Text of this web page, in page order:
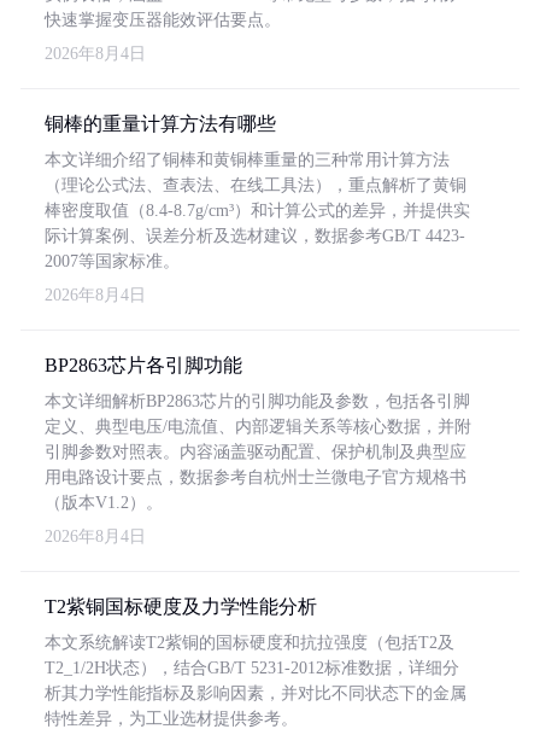
快速掌握变压器能效评估要点。
2026年8月4日
铜棒的重量计算方法有哪些
本文详细介绍了铜棒和黄铜棒重量的三种常用计算方法
（理论公式法、查表法、在线工具法），重点解析了黄铜
棒密度取值（8.4-8.7g/cm³）和计算公式的差异，并提供实
际计算案例、误差分析及选材建议，数据参考GB/T 4423-
2007等国家标准。
2026年8月4日
BP2863芯片各引脚功能
本文详细解析BP2863芯片的引脚功能及参数，包括各引脚
定义、典型电压/电流值、内部逻辑关系等核心数据，并附
引脚参数对照表。内容涵盖驱动配置、保护机制及典型应
用电路设计要点，数据参考自杭州士兰微电子官方规格书
（版本V1.2）。
2026年8月4日
T2紫铜国标硬度及力学性能分析
本文系统解读T2紫铜的国标硬度和抗拉强度（包括T2及
T2_1/2H状态），结合GB/T 5231-2012标准数据，详细分
析其力学性能指标及影响因素，并对比不同状态下的金属
特性差异，为工业选材提供参考。